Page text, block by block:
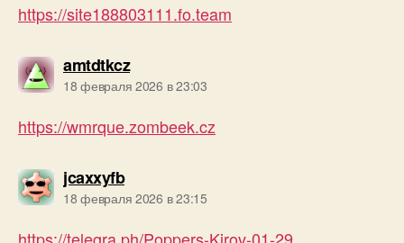
https://site188803111.fo.team
amtdtkczпишет:
18 февраля 2026 в 23:03
https://wmrque.zombeek.cz
jcaxxyfbпишет:
18 февраля 2026 в 23:15
https://telegra.ph/Poppers-Kirov-01-29